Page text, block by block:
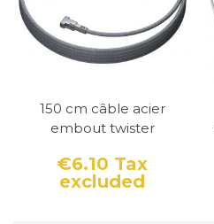
150 cm câble acier
embout twister
Price
€6.10 Tax
excluded